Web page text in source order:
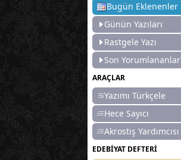
Bugün Eklenenler
Günün Yazıları
Rastgele Yazı
Son Yorumlananlar
ARAÇLAR
Yazımı Türkçele
Hece Sayıcı
Akrostiş Yardımcısı
EDEBİYAT DEFTERİ